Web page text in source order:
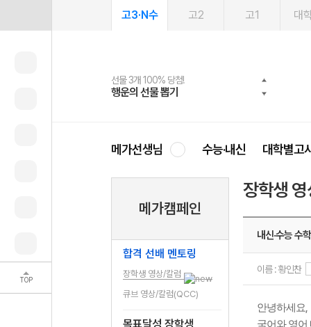
TOP
고3·N수 고2 고1 대
선물 3개 100% 당첨!
행운의 선물 뽑기
선물 100% 증정!
메가스터디 X 올리브
여름방학 스터디 캐시백
메가런 썸머스쿨
2027 러셀 단과
강사 공개선발
스마트러닝앱
설문 EVENT
메가패스
3일 무료 체험권
메가패스 수강생 무료혜택!
메가클럽 멤버십
사회공헌 캠페인
희망이룸 메가나눔
메가선생님 수능·내신 대학별고
메가캠페인
합격 선배 멘토링
장학생 영상/칼럼
큐브 영상/칼럼(QCC)
목표달성 장학생
장학생
내신·수능 수
이름 : 황인찬
안녕하세요,
국어와 영어